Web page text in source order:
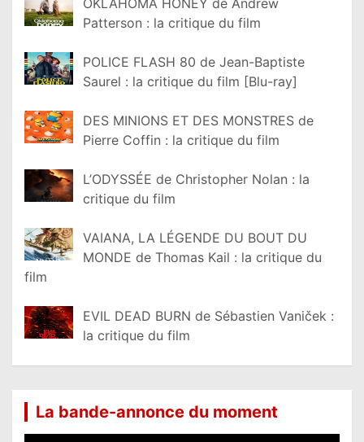
Patterson : la critique du film
POLICE FLASH 80 de Jean-Baptiste
Saurel : la critique du film [Blu-ray]
DES MINIONS ET DES MONSTRES de
Pierre Coffin : la critique du film
L’ODYSSÉE de Christopher Nolan : la
critique du film
VAIANA, LA LÉGENDE DU BOUT DU
MONDE de Thomas Kail : la critique du
film
EVIL DEAD BURN de Sébastien Vaniček :
la critique du film
La bande-annonce du moment